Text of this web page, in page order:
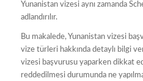
Yunanistan vizesi aynı zamanda
adlandırılır.
Bu makalede, Yunanistan vizesi
vize türleri hakkında detaylı bilgi
vizesi başvurusu yaparken dikkat
reddedilmesi durumunda ne